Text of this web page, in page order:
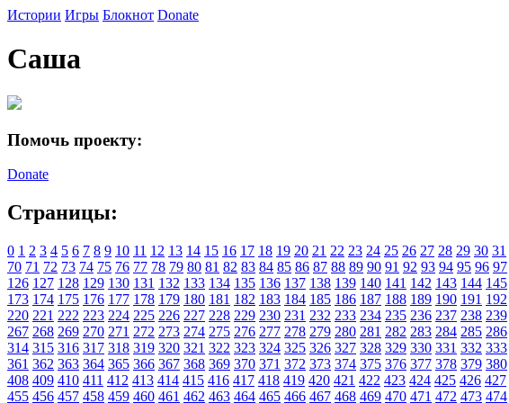
Истории Игры Блокнот Donate
Саша
Помочь проекту:
Donate
Страницы:
0 1 2 3 4 5 6 7 8 9 10 11 12 13 14 15 16 17 18 19 20 21 22 23 24 25 26 27 28 29 30 31
70 71 72 73 74 75 76 77 78 79 80 81 82 83 84 85 86 87 88 89 90 91 92 93 94 95 96 97
126 127 128 129 130 131 132 133 134 135 136 137 138 139 140 141 142 143 144 145
173 174 175 176 177 178 179 180 181 182 183 184 185 186 187 188 189 190 191 192
220 221 222 223 224 225 226 227 228 229 230 231 232 233 234 235 236 237 238 239
267 268 269 270 271 272 273 274 275 276 277 278 279 280 281 282 283 284 285 286
314 315 316 317 318 319 320 321 322 323 324 325 326 327 328 329 330 331 332 333
361 362 363 364 365 366 367 368 369 370 371 372 373 374 375 376 377 378 379 380
408 409 410 411 412 413 414 415 416 417 418 419 420 421 422 423 424 425 426 427
455 456 457 458 459 460 461 462 463 464 465 466 467 468 469 470 471 472 473 474